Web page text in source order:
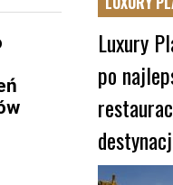
Luxury
po